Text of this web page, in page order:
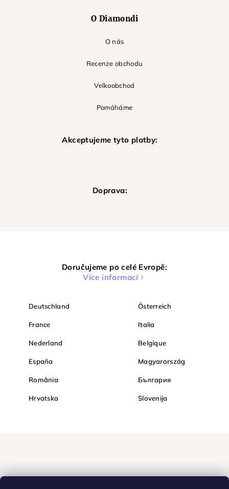
O Diamondi
O nás
Recenze obchodu
Velkoobchod
Pomáháme
Akceptujeme tyto platby:
Doprava:
Doručujeme po celé Evropě:
Více informací
Deutschland Österreich
France Italia
Nederland Belgique
España Magyarország
România България
Hrvatska Slovenija